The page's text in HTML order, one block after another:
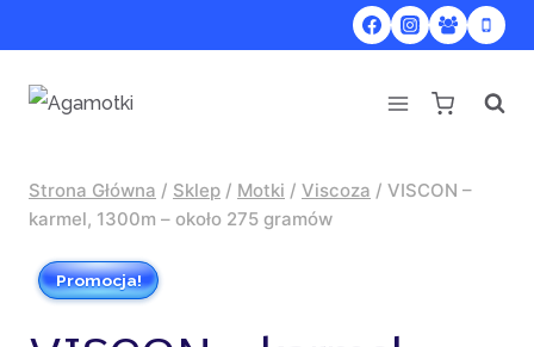
do
treści
Strona Główna / Sklep / Motki / Viscoza / VISCON –
karmel, 1300m – około 275 gramów
Promocja!